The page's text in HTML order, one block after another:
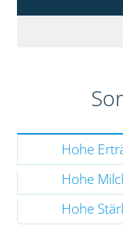
Hohe
Hohe
Hohe